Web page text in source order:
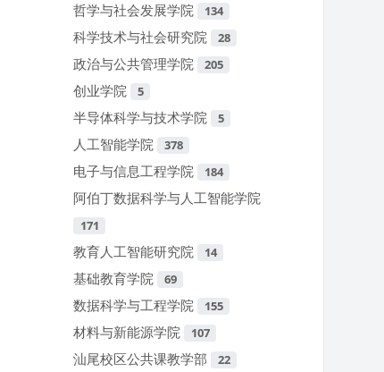
哲学与社会发展学院 134
科学技术与社会研究院 28
政治与公共管理学院 205
创业学院 5
半导体科学与技术学院 5
人工智能学院 378
电子与信息工程学院 184
阿伯丁数据科学与人工智能学院
171
教育人工智能研究院 14
基础教育学院 69
数据科学与工程学院 155
材料与新能源学院 107
汕尾校区公共课教学部 22